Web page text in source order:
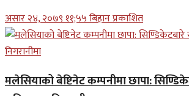
असार २४, २०७९ ११;५५ बिहान प्रकाशित
मलेसियाको बेष्टिनेट कम्पनीमा छापा: